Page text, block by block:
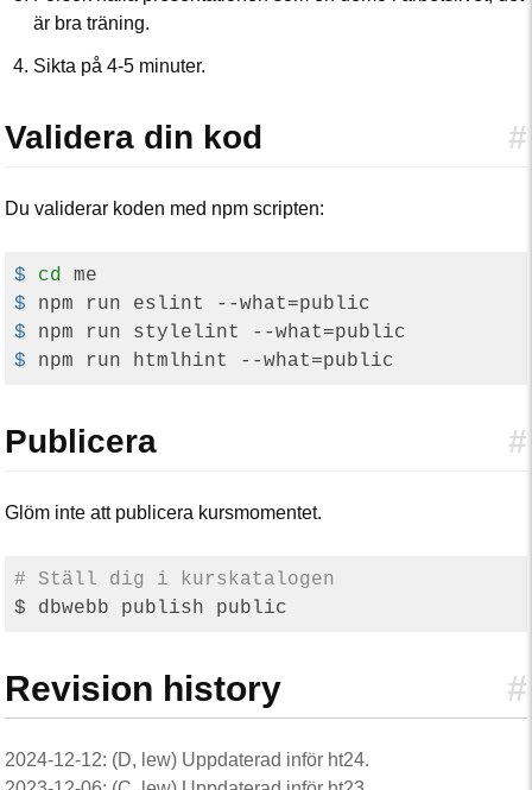
är bra träning.
Sikta på 4-5 minuter.
#
Validera din kod
Du validerar koden med npm scripten:
$ cd me
$ npm run eslint --what=public
$ npm run stylelint --what=public
$ npm run htmlhint --what=public
#
Publicera
Glöm inte att publicera kursmomentet.
# Ställ dig i kurskatalogen
#
Revision history
2024-12-12: (D, lew) Uppdaterad inför ht24.